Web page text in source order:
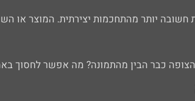
יותר מהתחכמות יצירתית. המוצר או
כבר הבין מהתמונה? מה אפשר לחסוך